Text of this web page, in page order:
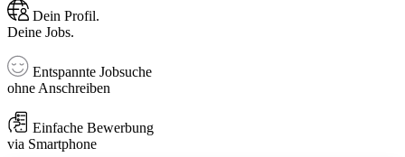
Dein Profil.
Deine Jobs.
Entspannte Jobsuche
ohne Anschreiben
Einfache Bewerbung
via Smartphone